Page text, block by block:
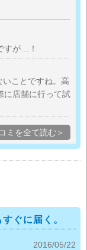
すが…！
ことですね。高
に店舗に行って試
ミを全て読む＞
ぐに届く。
2016/05/22